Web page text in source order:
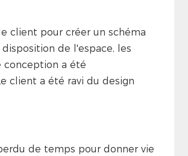
client pour créer un schéma
de l'espace, les
conception a été
client a été ravi du design
de temps pour donner vie